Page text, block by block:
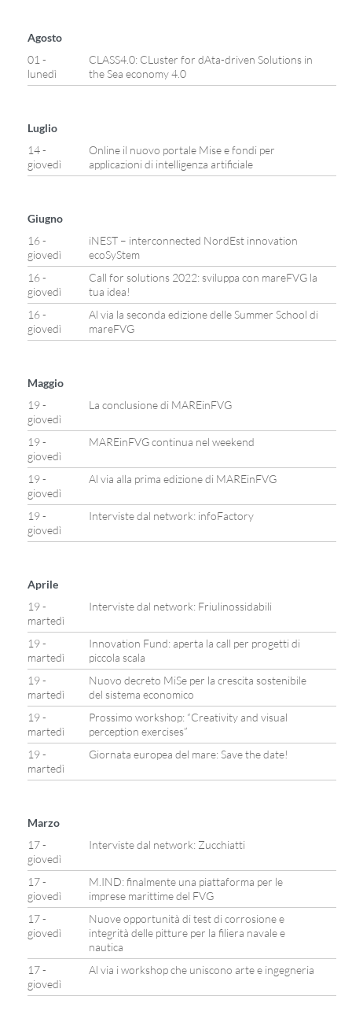
Agosto
01 -
lunedì
CLASS4.0: CLuster for dAta-driven Solutions in
the Sea economy 4.0
Luglio
14 -
giovedì
Online il nuovo portale Mise e fondi per
applicazioni di intelligenza artificiale
Giugno
16 -
giovedì
iNEST – interconnected NordEst innovation
ecoSyStem
16 -
giovedì
Call for solutions 2022: sviluppa con mareFVG la
tua idea!
16 -
giovedì
Al via la seconda edizione delle Summer School di
mareFVG
Maggio
19 -
giovedì
La conclusione di MAREinFVG
19 -
giovedì
MAREinFVG continua nel weekend
19 -
giovedì
Al via alla prima edizione di MAREinFVG
19 -
giovedì
Interviste dal network: infoFactory
Aprile
19 -
martedì
Interviste dal network: Friulinossidabili
19 -
martedì
Innovation Fund: aperta la call per progetti di
piccola scala
19 -
martedì
Nuovo decreto MiSe per la crescita sostenibile
del sistema economico
19 -
martedì
Prossimo workshop: “Creativity and visual
perception exercises”
19 -
martedì
Giornata europea del mare: Save the date!
Marzo
17 -
giovedì
Interviste dal network: Zucchiatti
17 -
giovedì
M.IND: finalmente una piattaforma per le
imprese marittime del FVG
17 -
giovedì
Nuove opportunità di test di corrosione e
integrità delle pitture per la filiera navale e
nautica
17 -
giovedì
Al via i workshop che uniscono arte e ingegneria